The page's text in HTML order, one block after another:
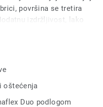
površina se tretira
izdržljivost, lako
Može se kombinovati
sportskih hala.
oštećenja
Duo podlogom